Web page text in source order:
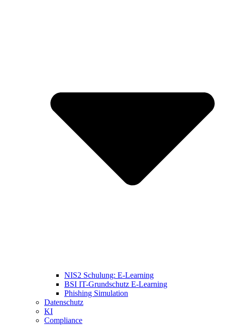
NIS2 Schulung: E-Learning
BSI IT-Grundschutz E-Learning
Phishing Simulation
Datenschutz
KI
Compliance